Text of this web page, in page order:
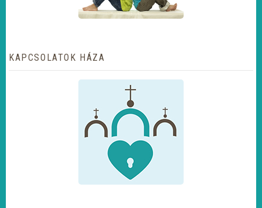
KAPCSOLATOK HÁZA